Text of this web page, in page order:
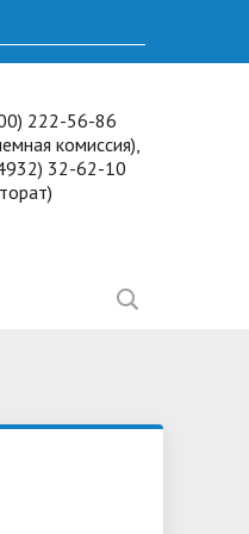
222-56-86
комиссия),
32-62-10
заданий